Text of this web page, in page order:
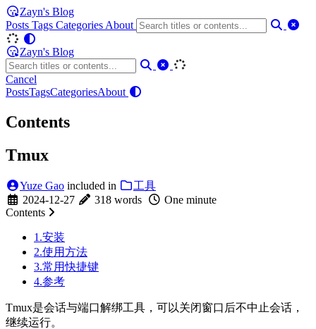
Zayn's Blog
Posts Tags Categories About
Zayn's Blog
Cancel
PostsTagsCategoriesAbout
Contents
Tmux
Yuze Gao included in
工具
2024-12-27
318 words
One minute
Contents
1.安装
2.使用方法
3.常用快捷键
4.参考
Tmux是会话与端口解绑工具，可以关闭窗口后不中止会话，
继续运行。